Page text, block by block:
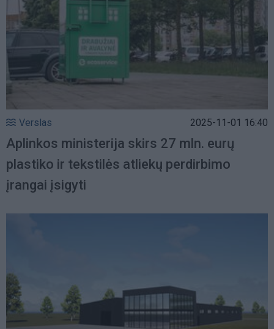
Verslas 2025-11-01 16:40
Aplinkos ministerija skirs 27 mln. eurų
plastiko ir tekstilės atliekų perdirbimo
įrangai įsigyti